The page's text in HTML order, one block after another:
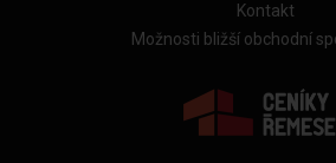
Kontakt
Možnosti bližší obchodní